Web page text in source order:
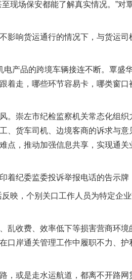
场保安都能了解真实情况。”对
响货运通行的情况下，与货运司
产品的跨境车辆接连不断。覃盛
着走，哪些环节容易卡，哪类窗
崇左市纪检监察机关常态化组织
、货车司机、边境客商的诉求与意
点，推动加强信息共享，实现通关
纪委监委投诉举报电话的告示牌
，个别关口工作人员为特定企
收费、效率低下等损害营商环境
口岸通关管理工作中履职不力、护
或是走水运航道，都离不开路网